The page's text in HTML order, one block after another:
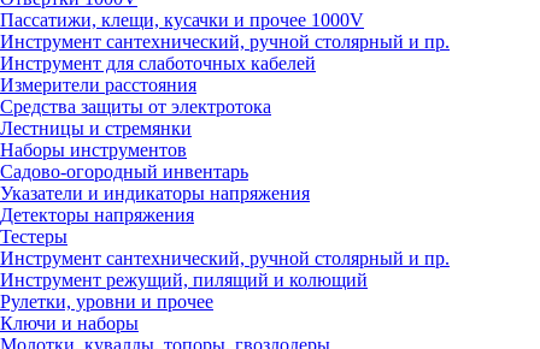
Пассатижи, клещи, кусачки и прочее 1000V
Инструмент сантехнический, ручной столярный и пр.
Инструмент для слаботочных кабелей
Измерители расстояния
Средства защиты от электротока
Лестницы и стремянки
Наборы инструментов
Садово-огородный инвентарь
Указатели и индикаторы напряжения
Детекторы напряжения
Тестеры
Инструмент сантехнический, ручной столярный и пр.
Инструмент режущий, пилящий и колющий
Рулетки, уровни и прочее
Ключи и наборы
Молотки, кувалды, топоры, гвоздодеры